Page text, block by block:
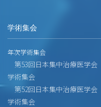
学術集会
年次学術集会
第53回日本集中治療医学会
学術集会
第52回日本集中治療医学会
学術集会